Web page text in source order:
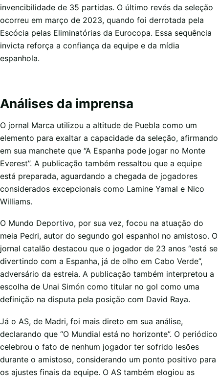
invencibilidade de 35 partidas. O último revés da seleção
ocorreu em março de 2023, quando foi derrotada pela
Escócia pelas Eliminatórias da Eurocopa. Essa sequência
invicta reforça a confiança da equipe e da mídia
espanhola.
Análises da imprensa
O jornal Marca utilizou a altitude de Puebla como um
elemento para exaltar a capacidade da seleção, afirmando
em sua manchete que “A Espanha pode jogar no Monte
Everest”. A publicação também ressaltou que a equipe
está preparada, aguardando a chegada de jogadores
considerados excepcionais como Lamine Yamal e Nico
Williams.
O Mundo Deportivo, por sua vez, focou na atuação do
meia Pedri, autor do segundo gol espanhol no amistoso. O
jornal catalão destacou que o jogador de 23 anos “está se
divertindo com a Espanha, já de olho em Cabo Verde”,
adversário da estreia. A publicação também interpretou a
escolha de Unai Simón como titular no gol como uma
definição na disputa pela posição com David Raya.
Já o AS, de Madri, foi mais direto em sua análise,
declarando que “O Mundial está no horizonte”. O periódico
celebrou o fato de nenhum jogador ter sofrido lesões
durante o amistoso, considerando um ponto positivo para
os ajustes finais da equipe. O AS também elogiou as